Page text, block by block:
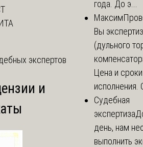
и
года. До э...
Максим
Вы
(дульного
Цена и сроки
исполнения.
Судебная
экспертиза
день, нам
выполнить